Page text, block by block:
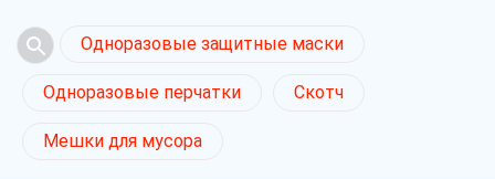
Одноразовые защитные маски
Одноразовые перчатки Скотч
Мешки для мусора